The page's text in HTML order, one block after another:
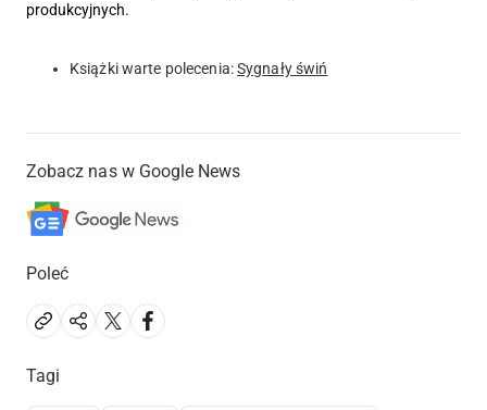
produkcyjnych.
Książki warte polecenia:Sygnały świń
Zobacz nas w Google News
Poleć
Tagi